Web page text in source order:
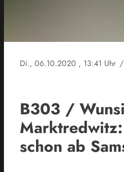
Di., 06.10.2020 , 13:41 Uhr /
B303 /
schon ab